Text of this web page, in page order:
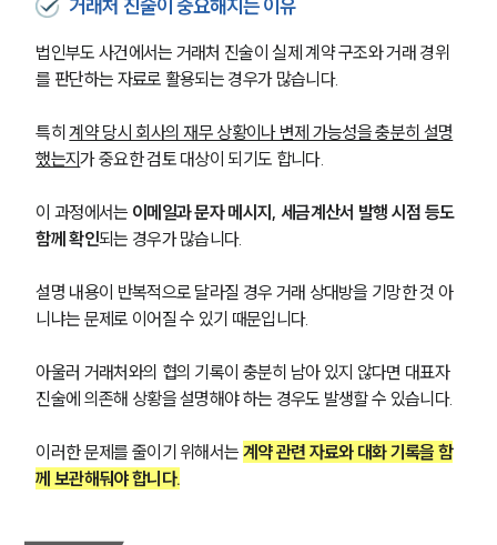
거래처 진술이 중요해지는 이유
법인부도 사건에서는 거래처 진술이 실제 계약 구조와 거래 경위
를 판단하는 자료로 활용되는 경우가 많습니다.
특히 계약 당시 회사의 재무 상황이나 변제 가능성을 충분히 설명
했는지가 중요한 검토 대상이 되기도 합니다.
이 과정에서는 이메일과 문자 메시지, 세금계산서 발행 시점 등도
함께 확인되는 경우가 많습니다.
설명 내용이 반복적으로 달라질 경우 거래 상대방을 기망한 것 아
니냐는 문제로 이어질 수 있기 때문입니다.
아울러 거래처와의 협의 기록이 충분히 남아 있지 않다면 대표자
진술에 의존해 상황을 설명해야 하는 경우도 발생할 수 있습니다.
이러한 문제를 줄이기 위해서는 계약 관련 자료와 대화 기록을 함
께 보관해둬야 합니다.